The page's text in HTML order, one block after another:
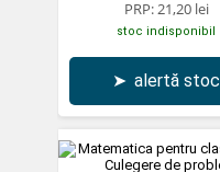
PRP:21,20 lei
stoc indisponibil
➤ alertă stoc